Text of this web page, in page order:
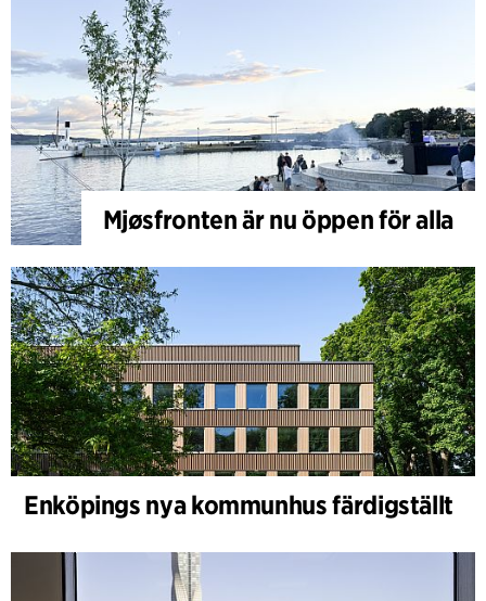
Mjøsfronten är nu öppen för alla
Enköpings nya kommunhus färdigställt